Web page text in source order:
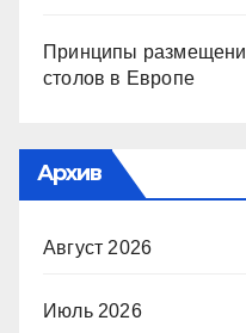
Принципы
столов в Европе
Архив
Август 2026
Июль 2026